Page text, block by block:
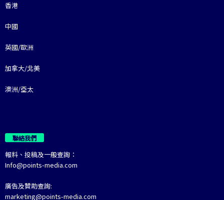
香港
中國
英國/歐洲
加拿大/北美
澳洲/亞太
聯絡我們
報料、投稿及一般查詢：
Info@points-media.com
廣告及贊助查詢:
marketing@points-media.com